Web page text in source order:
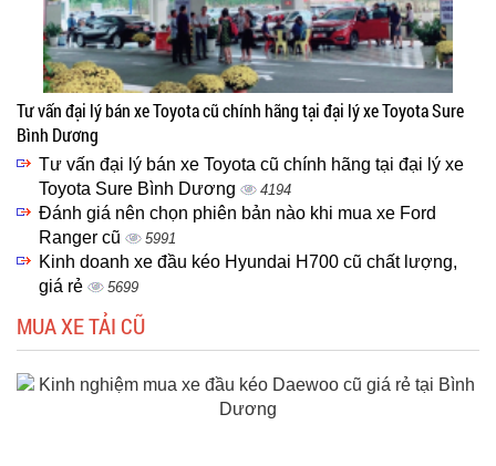
Tư vấn đại lý bán xe Toyota cũ chính hãng tại đại lý xe Toyota Sure
Bình Dương
Tư vấn đại lý bán xe Toyota cũ chính hãng tại đại lý xe
Toyota Sure Bình Dương
4194
Đánh giá nên chọn phiên bản nào khi mua xe Ford
Ranger cũ
5991
Kinh doanh xe đầu kéo Hyundai H700 cũ chất lượng,
giá rẻ
5699
MUA XE TẢI CŨ